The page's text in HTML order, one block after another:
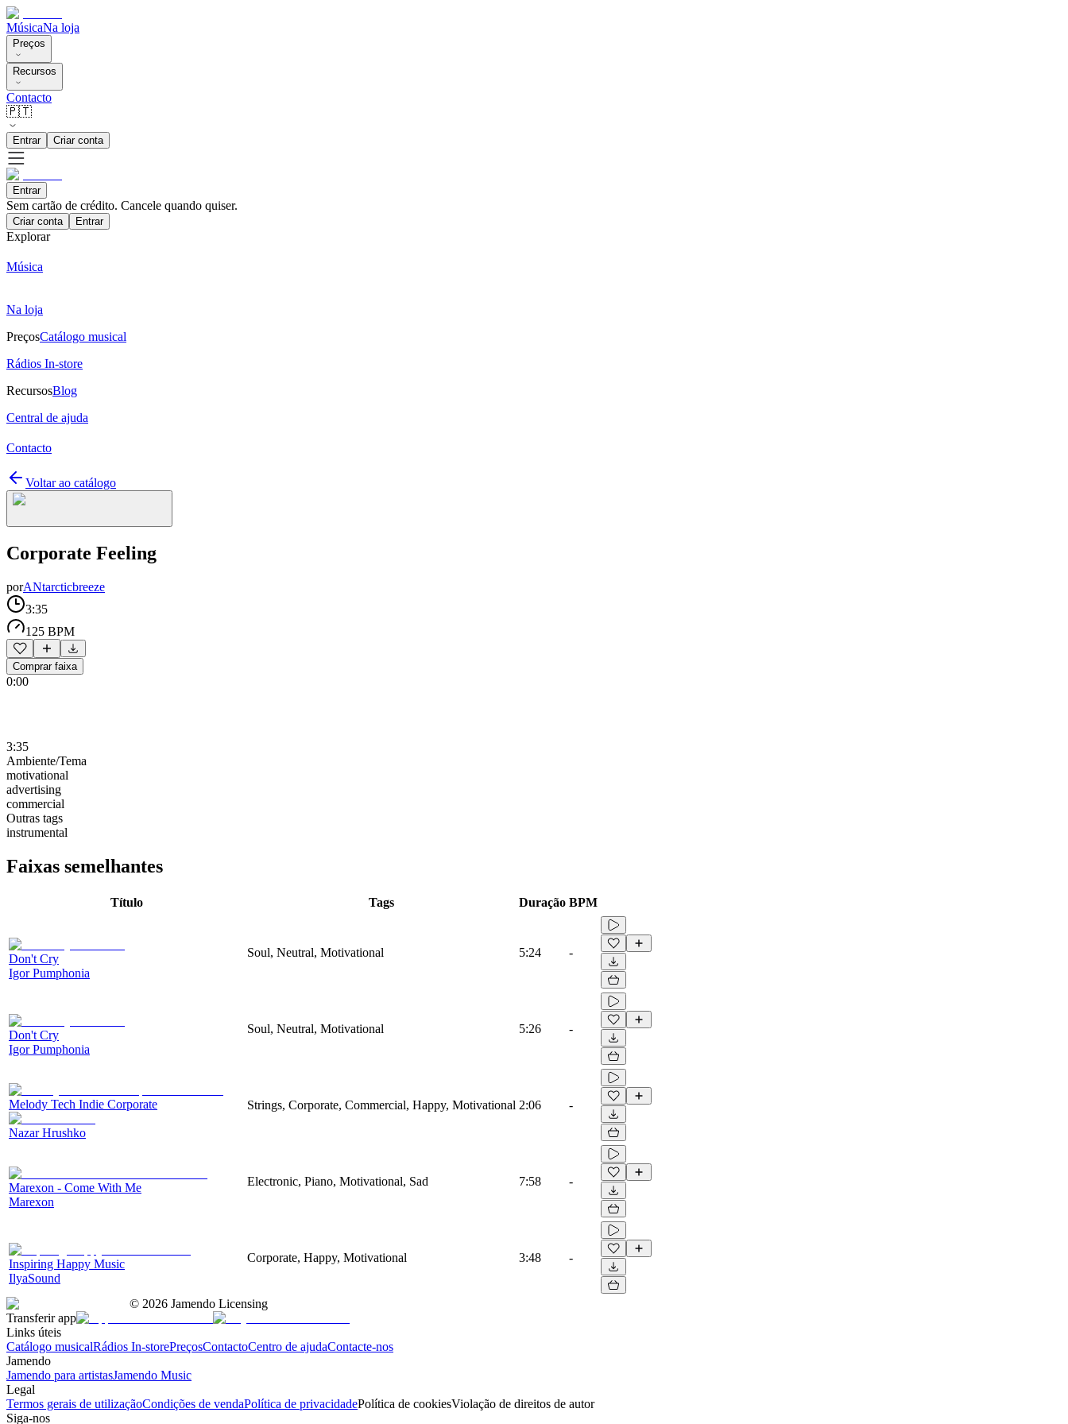
MúsicaNa loja
Preços
Recursos
Contacto
🇵🇹
Entrar Criar conta
Entrar
Sem cartão de crédito. Cancele quando quiser.
Criar conta Entrar
Explorar
Música
Na loja
PreçosCatálogo musical
Rádios In-store
RecursosBlog
Central de ajuda
Contacto
Voltar ao catálogo
Corporate Feeling
porANtarcticbreeze
3:35
125 BPM
Comprar faixa
0:00
3:35
Ambiente/Tema
motivational
advertising
commercial
Outras tags
instrumental
Faixas semelhantes
Título Tags Duração BPM
Don't Cry
Igor Pumphonia
Soul, Neutral, Motivational 5:24 -
Don't Cry
Igor Pumphonia
Soul, Neutral, Motivational 5:26 -
Melody Tech Indie Corporate
Nazar Hrushko
Strings, Corporate, Commercial, Happy, Motivational 2:06 -
Marexon - Come With Me
Marexon
Electronic, Piano, Motivational, Sad 7:58 -
Inspiring Happy Music
IlyaSound
Corporate, Happy, Motivational 3:48 -
© 2026 Jamendo Licensing
Transferir app
Links úteis
Catálogo musicalRádios In-storePreçosContactoCentro de ajudaContacte-nos
Jamendo
Jamendo para artistasJamendo Music
Legal
Termos gerais de utilizaçãoCondições de vendaPolítica de privacidadePolítica de cookiesViolação de direitos de autor
Siga-nos